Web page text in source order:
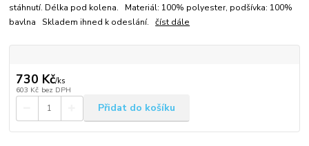
stáhnutí. Délka pod kolena. Materiál: 100% polyester, podšívka: 100%
bavlna Skladem ihned k odeslání.číst dále
730 Kč/ks
603 Kč bez DPH
Přidat do košíku